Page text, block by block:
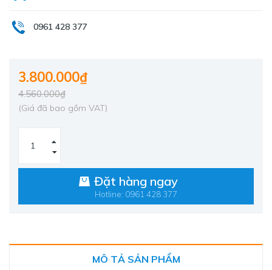
0961 428 377
3.800.000₫
4.560.000₫
(Giá đã bao gồm VAT)
Đặt hàng ngay
Hotline: 0961 428 377
MÔ TẢ SẢN PHẨM